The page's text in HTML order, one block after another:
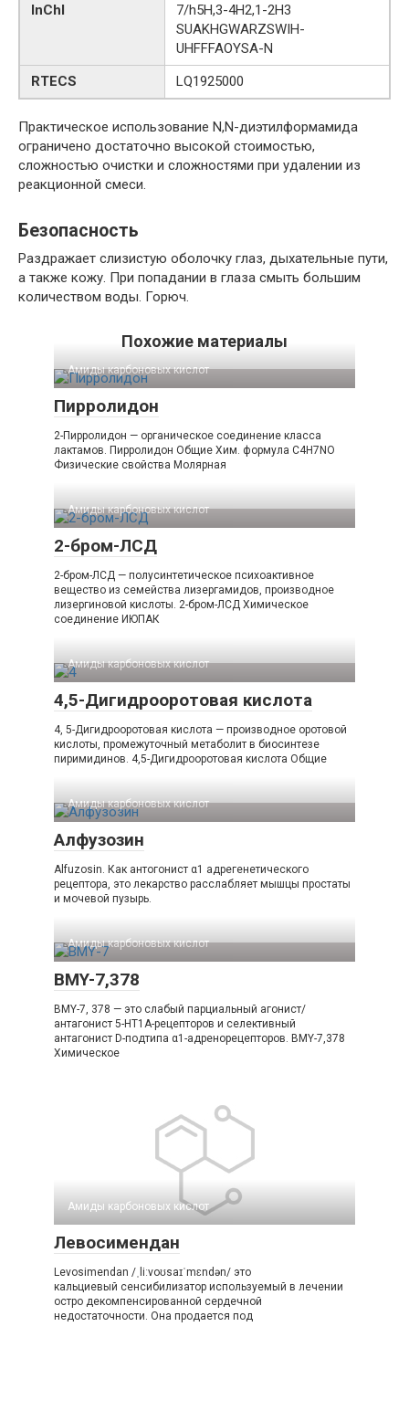
InChI
7/h5H,3-4H2,1-2H3
SUAKHGWARZSWIH-
UHFFFAOYSA-N
RTECS
LQ1925000
Практическое использование N,N-диэтилформамида
ограничено достаточно высокой стоимостью,
сложностью очистки и сложностями при удалении из
реакционной смеси.
Безопасность
Раздражает слизистую оболочку глаз, дыхательные пути,
а также кожу. При попадании в глаза смыть большим
количеством воды. Горюч.
Похожие материалы
Амиды карбоновых кислот‎
Пирролидон
2-Пирролидон — органическое соединение класса
лактамов. Пирролидон Общие Хим. формула C4H7NO
Физические свойства Молярная
Амиды карбоновых кислот‎
2-бром-ЛСД
2-бром-ЛСД — полусинтетическое психоактивное
вещество из семейства лизергамидов, производное
лизергиновой кислоты. 2-бром-ЛСД Химическое
соединение ИЮПАК
Амиды карбоновых кислот‎
4,5-Дигидрооротовая кислота
4, 5-Дигидрооротовая кислота — производное оротовой
кислоты, промежуточный метаболит в биосинтезе
пиримидинов. 4,5-​Дигидрооротовая кислота Общие
Амиды карбоновых кислот‎
Алфузозин
Alfuzosin. Как антогонист α1 адрегенетического
рецептора, это лекарство расслабляет мышцы простаты
и мочевой пузырь.
Амиды карбоновых кислот‎
BMY-7,378
BMY-7, 378 — это слабый парциальный агонист/
антагонист 5-HT1A-рецепторов и селективный
антагонист D-подтипа α1-адренорецепторов. BMY-7,378
Химическое
Амиды карбоновых кислот‎
Левосимендан
Levosimendan /ˌliːvoʊsaɪˈmɛndən/ это
кальциевый сенсибилизатор используемый в лечении
остро декомпенсированной сердечной
недостаточности. Она продается под